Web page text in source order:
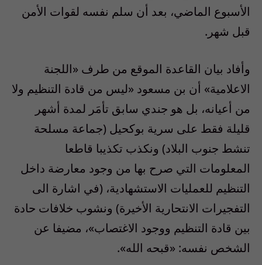
الأسبوع الماضي، بعد أن سلم نفسه لقوات الأمن
قبل شهر.
وأفاد بيان القاعدة الموقع من طرف «اللجنة
الاعلامية» أن بن مسعود «ليس من قادة التنظيم ولا
من أعيانه، بل هو جندي سابق تأمَر لمدة أشهر
قليلة فقط على سرية بوكحيل (جماعة مسلحة
تنشط جنوب البلاد) ونكذب تكذيبا قاطعا
المعلومات التي صرح بها من وجود معارضة داخل
التنظيم للعمليات الاستشهادية، (في اشارة الى
التفجيرات الانتحارية الأخيرة) ونشوب خلافات حادة
بين قادة التنظيم ووجود الاغتصاب»، مضيفا عن
الشخص نفسه: «قبحه الله».